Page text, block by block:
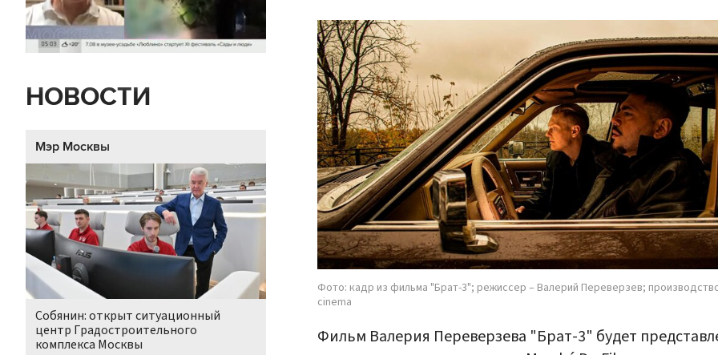
НОВОСТИ
Мэр Москвы
Собянин: открыт ситуационный
центр Градостроительного
комплекса Москвы
Фото: кадр из фильма "Брат-3"; режиссер – Валерий Переверзев;
cinema
Фильм Валерия Переверзева "Брат-3" будет